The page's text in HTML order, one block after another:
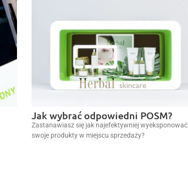
Jak wybrać odpowiedni POSM?
Zastanawiasz się jak najefektywniej wyeksponować
swoje produkty w miejscu sprzedaży?